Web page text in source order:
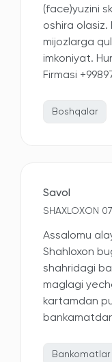
(face)yuzini
oshira olasiz.
mijozlarga
imkoniyat.
Firmasi
Boshqalar
Savol
SHAXLOXON
Assalomu
Shahloxon
shahridagi
maglagi
kartamdan
Bankomatlar